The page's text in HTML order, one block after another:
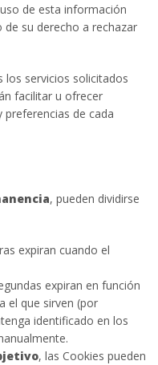
de esta información
de su derecho a rechazar
los servicios solicitados
facilitar u ofrecer
de cada
, pueden dividirse
expiran cuando el
expiran en función
el que sirven (por
identificado en los
, las Cookies pueden